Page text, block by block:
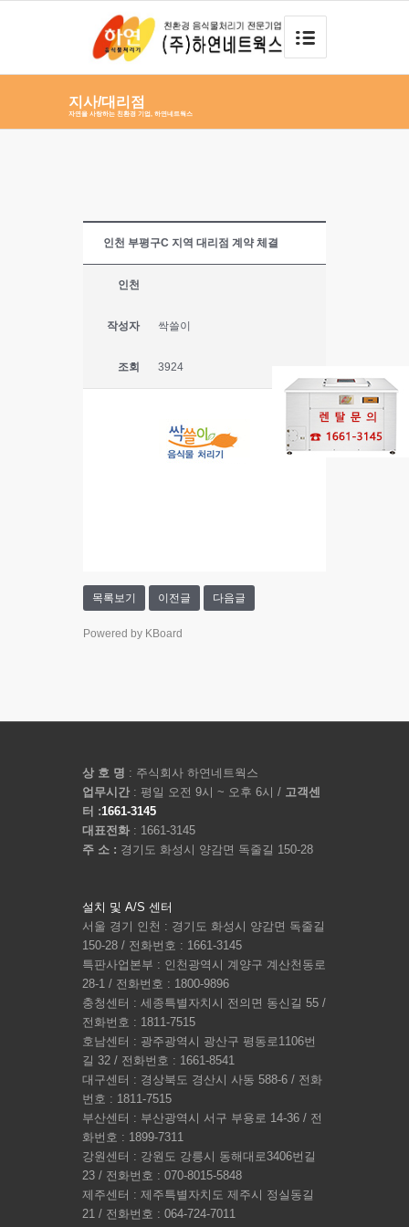
지사/대리점
자연을 사랑하는 친환경 기업, 하연네트웍스
인천 부평구C 지역 대리점 계약 체결
인천
작성자 싹쓸이
조회 3924
목록보기 이전글 다음글
Powered by KBoard
상 호 명 : 주식회사 하연네트웍스
업무시간 : 평일 오전 9시 ~ 오후 6시 / 고객센
터 :1661-3145
대표전화 : 1661-3145
주 소 : 경기도 화성시 양감면 독줄길 150-28
설치 및 A/S 센터
서울 경기 인천 : 경기도 화성시 양감면 독줄길
150-28 / 전화번호 : 1661-3145
특판사업본부 : 인천광역시 계양구 계산천동로
28-1 / 전화번호 : 1800-9896
충청센터 : 세종특별자치시 전의면 동신길 55 /
전화번호 : 1811-7515
호남센터 : 광주광역시 광산구 평동로1106번
길 32 / 전화번호 : 1661-8541
대구센터 : 경상북도 경산시 사동 588-6 / 전화
번호 : 1811-7515
부산센터 : 부산광역시 서구 부용로 14-36 / 전
화번호 : 1899-7311
강원센터 : 강원도 강릉시 동해대로3406번길
23 / 전화번호 : 070-8015-5848
제주센터 : 제주특별자치도 제주시 정실동길
21 / 전화번호 : 064-724-7011